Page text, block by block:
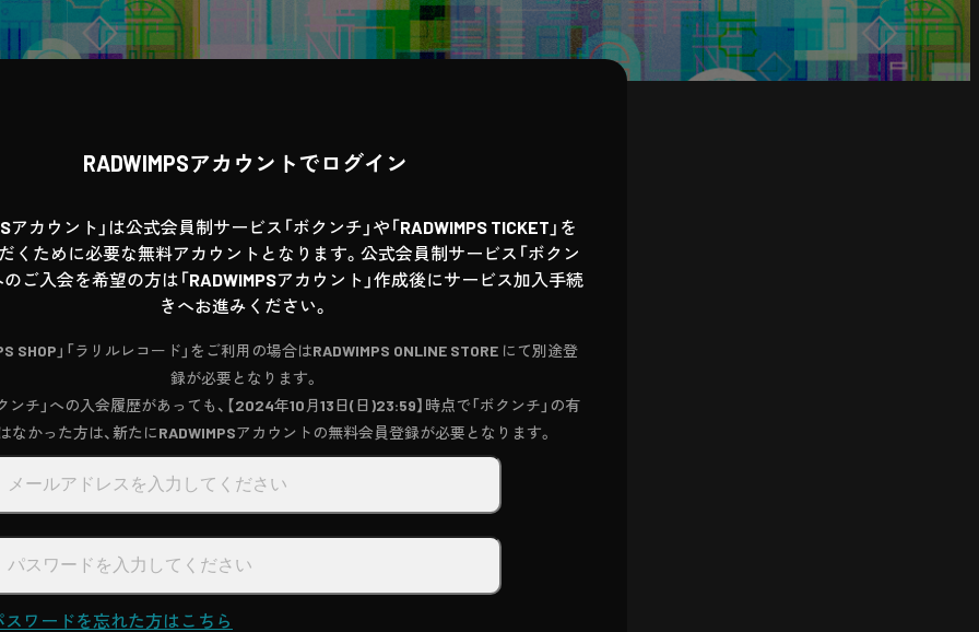
RADWIMPSアカウントでログイン
アカウント」は公式会員制サービス「ボクンチ」や「RADWIMPS TICKET」を
くために必要な無料アカウントとなります。公式会員制サービス「ボクン
のご入会を希望の方は「RADWIMPSアカウント」作成後にサービス加入手続
きへお進みください。
SHOP」「ラリルレコード」をご利用の場合はRADWIMPS ONLINE STORE にて別途登
録が必要となります。
チ」への入会履歴があっても、【2024年10月13日(日)23:59】時点で「ボクンチ」の有
なかった方は、新たにRADWIMPSアカウントの無料会員登録が必要となります。
スワードを忘れた方はこちら